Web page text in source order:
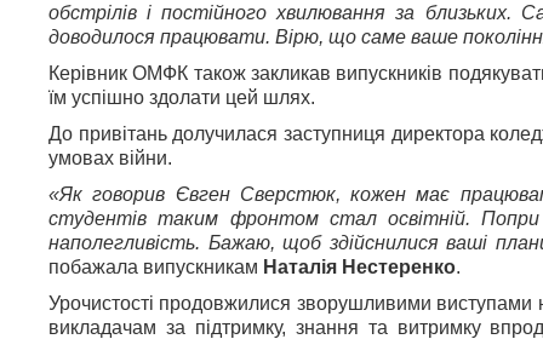
обстрілів і постійного хвилювання за близьких.
доводилося працювати. Вірю, що саме ваше
Керівник ОМФК також закликав випускників
їм успішно здолати цей шлях.
До привітань долучилася заступниця директора
умовах війни.
«Як говорив Євген Сверстюк, кожен має
студентів таким фронтом стал освітній.
наполегливість. Бажаю, щоб здійснилися ваші
побажала випускникам Наталія Нестеренко.
Урочистості продовжилися зворушливими виступами
викладачам за підтримку, знання та витримку